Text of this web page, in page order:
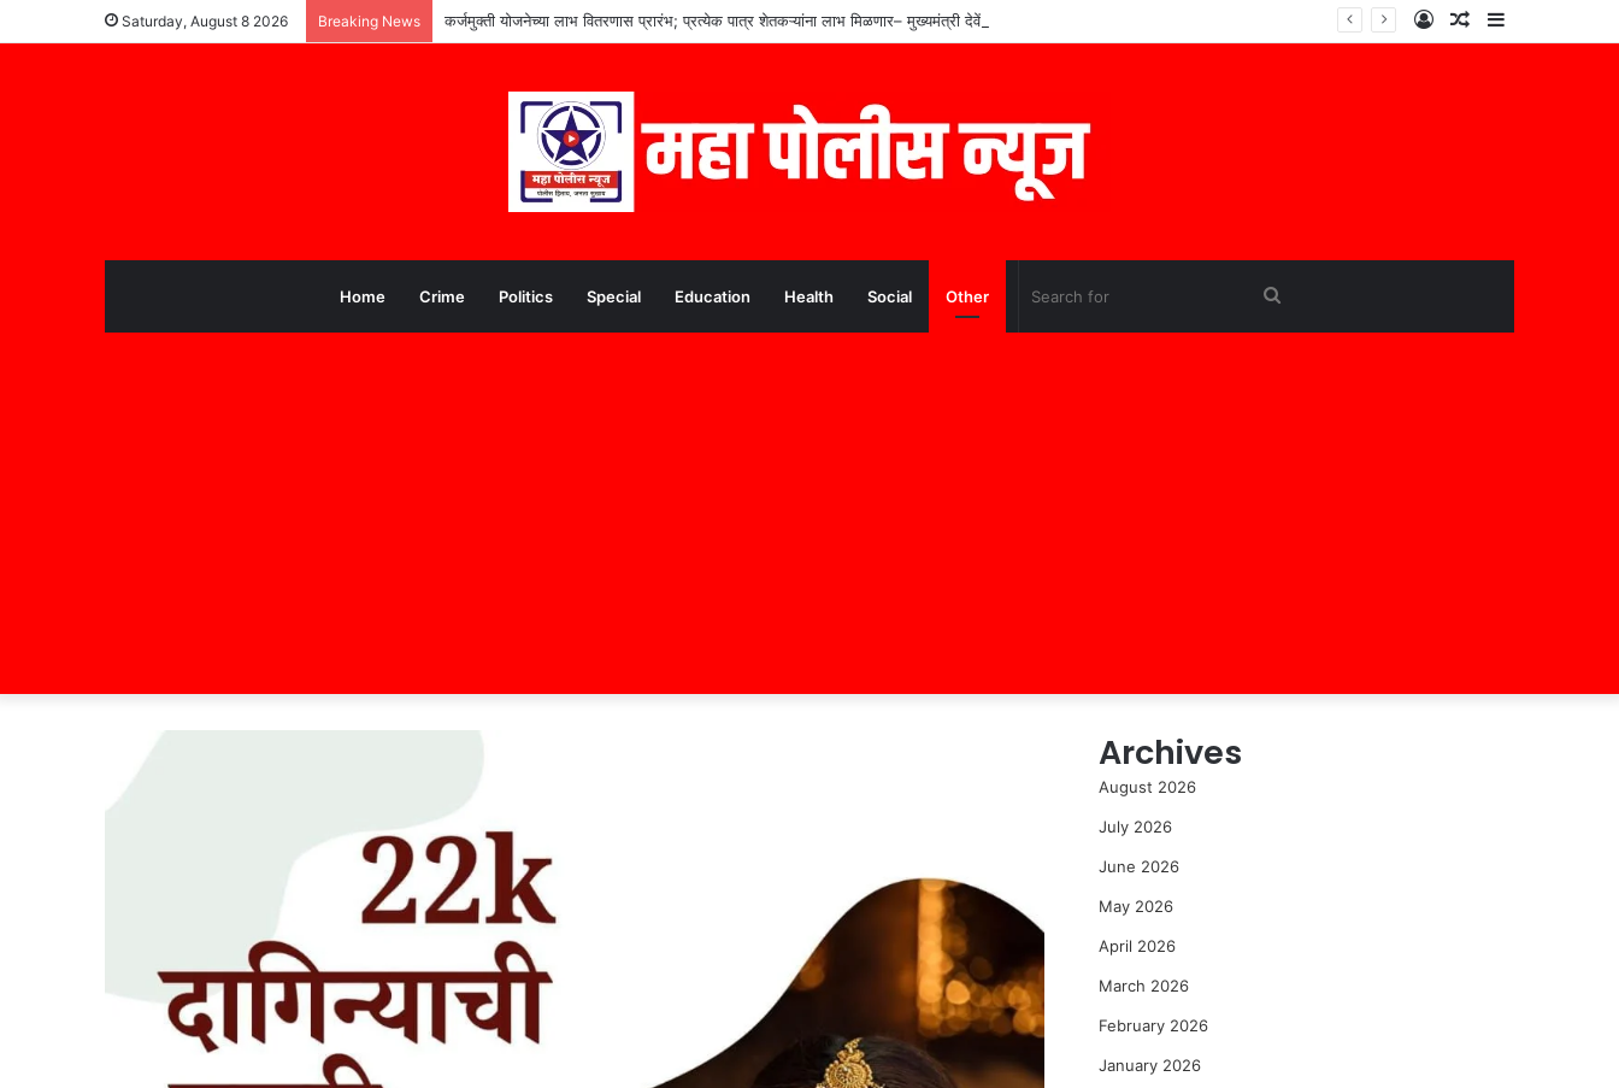
Saturday, August 8 2026 Breaking News कर्जमुक्ती योजनेच्या लाभ वितरणास प्रारंभ; प्रत्येक पात्र शेतकऱ्यांना लाभ मिळणार– मुख्यमंत्री देवेंद्र फडणवीस Sidebar
Random
Log
Home Crime Politics Special Education Health Social Other
Archives
August 2026
July 2026
June 2026
May 2026
April 2026
March 2026
February 2026
January 2026